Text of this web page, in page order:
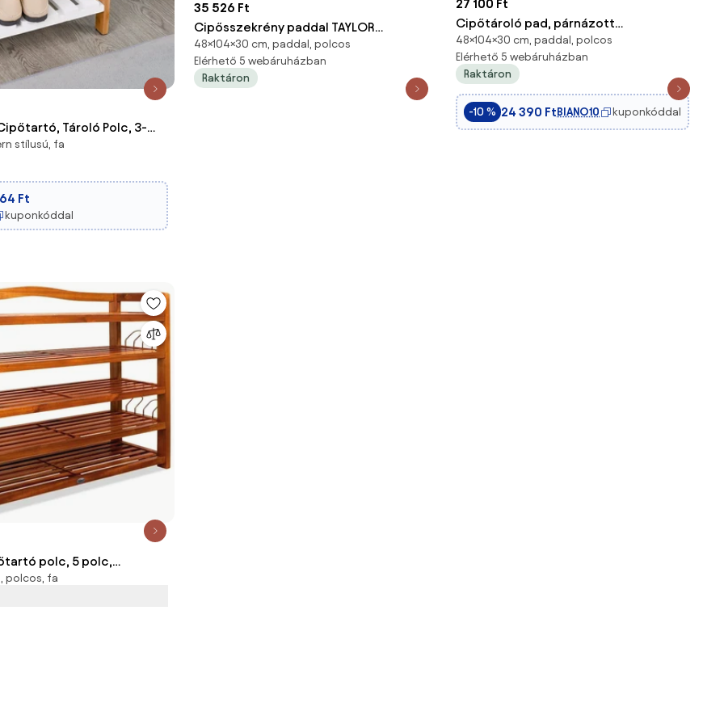
Tároló Polc, 3-
Bambusz MDF
stílusú, fa
Ft
kuponkóddal
35 526 Ft
Cipősszekrény paddal TAYLOR
104x30x48 cm, rusztikus barna
48×104×30 cm, paddal, polcos
Elérhető 5 webáruházban
Raktáron
27 100 Ft
Cipőtároló pad, párnázott
ülőfelülettel, 104 x 30 x 48 cm,
rusztikus barna
48×104×30 cm, paddal, polcos
Elérhető 5 webáruházban
Raktáron
-10 % 24 390 FtBIANO10 kuponkóddal
polc, 5 polc,
természetes barna
polcos, fa